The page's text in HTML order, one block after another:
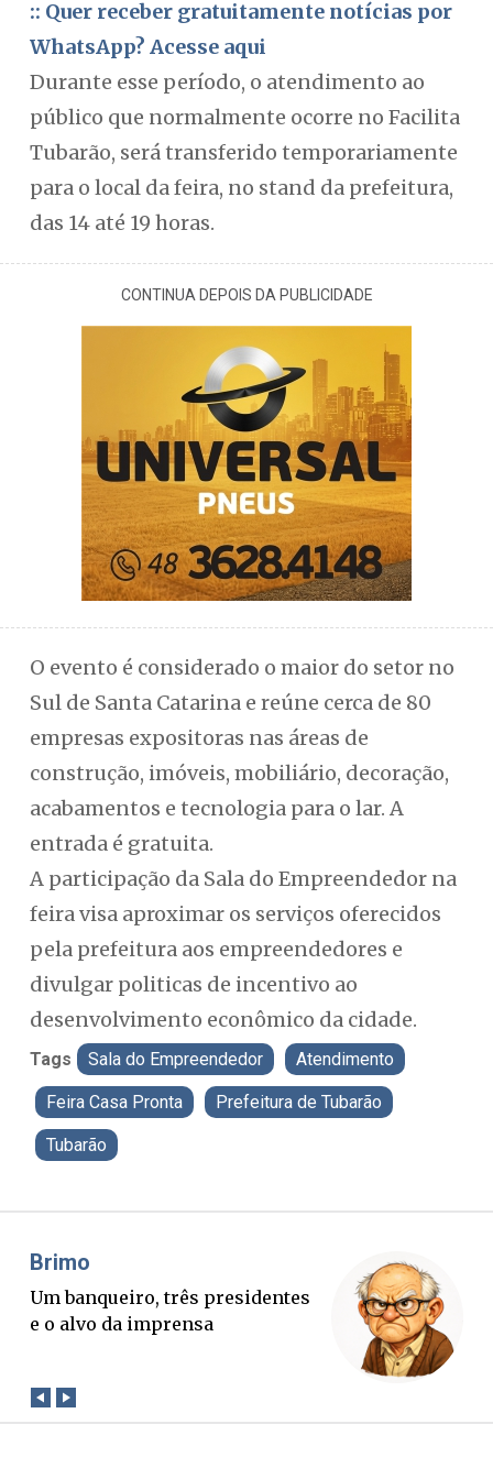
:: Quer receber gratuitamente notícias por
WhatsApp? Acesse aqui
Durante esse período, o atendimento ao
público que normalmente ocorre no Facilita
Tubarão, será transferido temporariamente
para o local da feira, no stand da prefeitura,
das 14 até 19 horas.
CONTINUA DEPOIS DA PUBLICIDADE
O evento é considerado o maior do setor no
Sul de Santa Catarina e reúne cerca de 80
empresas expositoras nas áreas de
construção, imóveis, mobiliário, decoração,
acabamentos e tecnologia para o lar. A
entrada é gratuita.
A participação da Sala do Empreendedor na
feira visa aproximar os serviços oferecidos
pela prefeitura aos empreendedores e
divulgar politicas de incentivo ao
desenvolvimento econômico da cidade.
Tags Sala do Empreendedor Atendimento
Feira Casa Pronta Prefeitura de Tubarão
Tubarão
Misael Elias
O Boato corre mais rápido que a
verdade. Mas quem paga a